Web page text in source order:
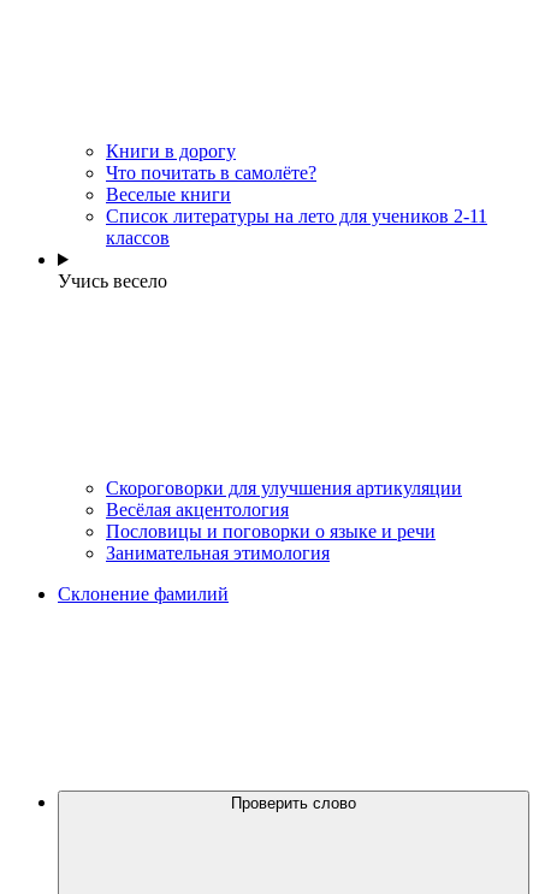
Книги в дорогу
Что почитать в самолёте?
Веселые книги
Cписок литературы на лето для учеников 2-11
классов
Учись весело
Скороговорки для улучшения артикуляции
Весёлая акцентология
Пословицы и поговорки о языке и речи
Занимательная этимология
Склонение фамилий
Проверить слово